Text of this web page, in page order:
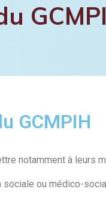
GCMPIH
notamment à leurs
ou médico-